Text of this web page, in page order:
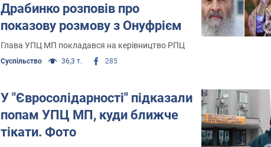
Драбинко розповів про
показову розмову з Онуфрієм
Глава УПЦ МП покладався на керівництво РПЦ
Суспільство 36,3 т. 285
У "Євросолідарності" підказали
попам УПЦ МП, куди ближче
тікати. Фото